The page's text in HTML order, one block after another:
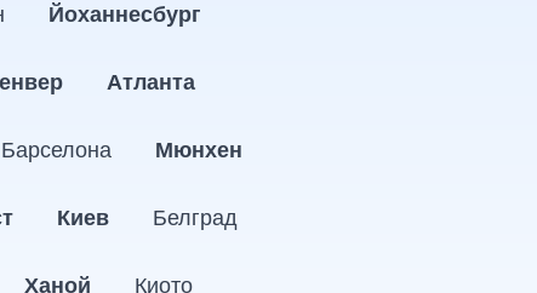
Йоханнесбург
Атланта
Барселона Мюнхен
Киев Белград
Ханой Киото